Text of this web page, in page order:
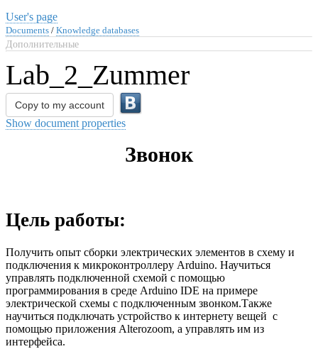
User's page
Documents / Knowledge databases
Дополнительные
Lab_2_Zummer
Copy to my account
Show document properties
Звонок
Цель работы:
Получить опыт сборки электрических элементов в схему и
подключения к микроконтроллеру Arduino. Научиться
управлять подключенной схемой с помощью
программирования в среде Arduino IDE на примере
электрической схемы с подключенным звонком.Также
научиться подключать устройство к интернету вещей с
помощью приложения Alterozoom, а управлять им из
интерфейса.